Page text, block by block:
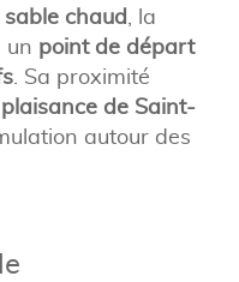
sable chaud, la
un point de départ
. Sa proximité
de Saint-
autour des